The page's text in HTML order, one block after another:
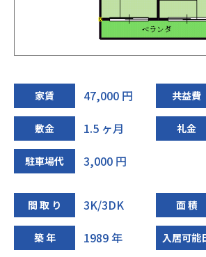
家賃 47,000 円 共益費
敷金 1.5 ヶ月 礼金
駐車場代 3,000 円
間 取 り 3K/3DK 面 積
築 年 1989 年 入居可能